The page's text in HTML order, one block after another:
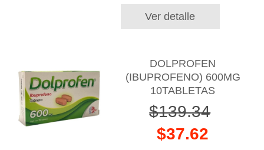
Ver detalle
DOLPROFEN
(IBUPROFENO) 600MG
10TABLETAS
$139.34
$37.62